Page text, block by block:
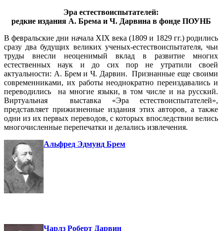
Эра естествоиспытателей:
редкие издания А. Брема и Ч. Дарвина в фонде ПОУНБ
В февральские дни начала XIX века (1809 и 1829 гг.) родились
сразу два будущих великих ученых-естествоиспытателя, чьи
труды внесли неоценимый вклад в развитие многих
естественных наук и до сих пор не утратили своей
актуальности: А. Брем и Ч. Дарвин. Признанные еще своими
современниками, их работы неоднократно переиздавались и
переводились на многие языки, в том числе и на русский.
Виртуальная выставка «Эра естествоиспытателей»,
представляет прижизненные издания этих авторов, а также
одни из их первых переводов, с которых впоследствии велись
многочисленные перепечатки и делались извлечения.
Альфред Эдмунд Брем
Чарлз Роберт Дарвин